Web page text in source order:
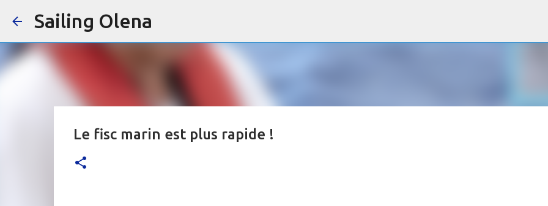
Sailing Olena
Le fisc marin est plus rapide !